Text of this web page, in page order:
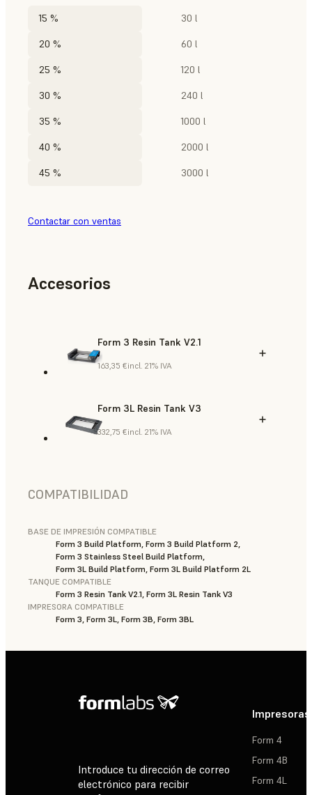
15 % 30 l
20 % 60 l
25 % 120 l
30 % 240 l
35 % 1000 l
40 % 2000 l
45 % 3000 l
Contactar con ventas
Accesorios
Form 3 Resin Tank V2.1
163,35 €incl. 21% IVA
Form 3L Resin Tank V3
332,75 €incl. 21% IVA
COMPATIBILIDAD
BASE DE IMPRESIÓN COMPATIBLE
Form 3 Build Platform, Form 3 Build Platform 2,
Form 3 Stainless Steel Build Platform,
Form 3L Build Platform, Form 3L Build Platform 2L
TANQUE COMPATIBLE
Form 3 Resin Tank V2.1, Form 3L Resin Tank V3
IMPRESORA COMPATIBLE
Form 3, Form 3L, Form 3B, Form 3BL
Introduce tu dirección de correo
electrónico para recibir
Impresoras
Form 4
Form 4B
Form 4L